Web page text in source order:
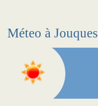
Méteo à Jouques